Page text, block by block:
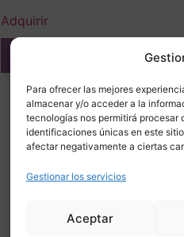
Para ofrecer las mejores
almacenar y/o acceder a la
tecnologías nos permitirá procesar
identificaciones únicas en este
afectar negativamente a ciertas
Gestionar los servicios
Aceptar
Adquirir